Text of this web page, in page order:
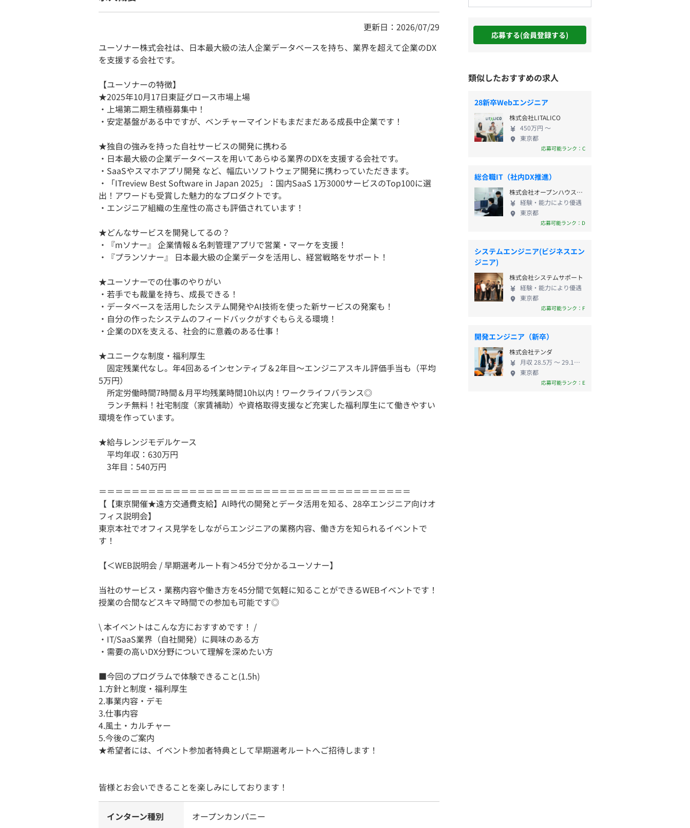
更新日：2026/07/29
ユーソナー株式会社は、日本最大級の法人企業データベースを持ち、業界を超えて企業のDX
を支援する会社です。
【ユーソナーの特徴】
★2025年10月17日東証グロース市場上場
・上場第二期生積極募集中！
・安定基盤がある中ですが、ベンチャーマインドもまだまだある成長中企業です！
★独自の強みを持った自社サービスの開発に携わる
・日本最大級の企業データベースを用いてあらゆる業界のDXを支援する会社です。
・SaaSやスマホアプリ開発 など、幅広いソフトウェア開発に携わっていただきます。
・「ITreview Best Software in Japan 2025」：国内SaaS 1万3000サービスのTop100に選
出！アワードも受賞した魅力的なプロダクトです。
・エンジニア組織の生産性の高さも評価されています！
★どんなサービスを開発してるの？
・『mソナー』 企業情報＆名刺管理アプリで営業・マーケを支援！
・『プランソナー』 日本最大級の企業データを活用し、経営戦略をサポート！
★ユーソナーでの仕事のやりがい
・若手でも裁量を持ち、成長できる！
・データベースを活用したシステム開発やAI技術を使った新サービスの発案も！
・自分の作ったシステムのフィードバックがすぐもらえる環境！
・企業のDXを支える、社会的に意義のある仕事！
★ユニークな制度・福利厚生
固定残業代なし。年4回あるインセンティブ＆2年目～エンジニアスキル評価手当も（平均
5万円）
所定労働時間7時間＆月平均残業時間10h以内！ワークライフバランス◎
ランチ無料！社宅制度（家賃補助）や資格取得支援など充実した福利厚生にて働きやすい
環境を作っています。
★給与レンジモデルケース
平均年収：630万円
3年目：540万円
＝＝＝＝＝＝＝＝＝＝＝＝＝＝＝＝＝＝＝＝＝＝＝＝＝＝＝＝＝＝＝＝＝＝＝＝＝＝
【【東京開催★遠方交通費支給】AI時代の開発とデータ活用を知る、28卒エンジニア向けオ
フィス説明会】
東京本社でオフィス見学をしながらエンジニアの業務内容、働き方を知られるイベントで
す！
【＜WEB説明会 / 早期選考ルート有＞45分で分かるユーソナー】
当社のサービス・業務内容や働き方を45分間で気軽に知ることができるWEBイベントです！
授業の合間などスキマ時間での参加も可能です◎
\ 本イベントはこんな方におすすめです！ /
・IT/SaaS業界（自社開発）に興味のある方
・需要の高いDX分野について理解を深めたい方
■今回のプログラムで体験できること(1.5h)
1.方針と制度・福利厚生
2.事業内容・デモ
3.仕事内容
4.風土・カルチャー
5.今後のご案内
★希望者には、イベント参加者特典として早期選考ルートへご招待します！
皆様とお会いできることを楽しみにしております！
インターン種別 オープンカンパニー
応募する(会員登録する)
類似したおすすめの求人
28新卒Webエンジニア
株式会社LITALICO
450万円 〜
東京都
応募可能ランク：C
総合職IT（社内DX推進）
株式会社オープンハウスグループ
経験・能力により優遇
東京都
応募可能ランク：D
システムエンジニア(ビジネスエン
ジニア)
株式会社システムサポート
経験・能力により優遇
東京都
応募可能ランク：F
開発エンジニア（新卒）
株式会社テンダ
月収 28.5万 〜 29.1万円
東京都
応募可能ランク：E